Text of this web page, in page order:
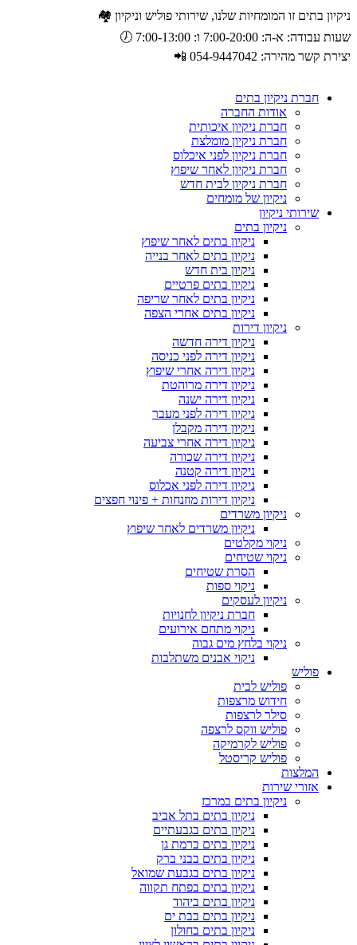
ניקיון בתים זו המומחיות שלנו, שירותי פוליש וניקיון 🏘️
שעות עבודה: א-ה: 7:00-20:00 ו: 7:00-13:00 🕖
יצירת קשר מהירה: 054-9447042 📲
חברת ניקיון בתים
אודות החברה
חברת ניקיון איכותית
חברת ניקיון מומלצת
חברת ניקיון לפני איכלוס
חברת ניקיון לאחר שיפוץ
חברת ניקיון לבית חדש
ניקיון של מומחים
שירותי ניקיון
ניקיון בתים
ניקיון בתים לאחר שיפוץ
ניקיון בתים לאחר בנייה
ניקיון בית חדש
ניקיון בתים פרטיים
ניקיון בתים לאחר שריפה
ניקיון בתים אחרי הצפה
ניקיון דירות
ניקיון דירה חדשה
ניקיון דירה לפני כניסה
ניקיון דירה אחרי שיפוץ
ניקיון דירה מרוהטת
ניקיון דירה ישנה
ניקיון דירה לפני מעבר
ניקיון דירה מקבלן
ניקיון דירה אחרי צביעה
ניקיון דירה שכורה
ניקיון דירה קטנה
ניקיון דירה לפני אכלוס
ניקיון דירות מוזנחות + פינוי חפצים
ניקיון משרדים
ניקיון משרדים לאחר שיפוץ
ניקוי מקלטים
ניקוי שטיחים
הסרת שטיחים
ניקוי ספות
ניקיון לעסקים
חברת ניקיון לחנויות
ניקוי מתחם אירועים
ניקוי בלחץ מים גבוה
ניקוי אבנים משתלבות
פוליש
פוליש לבית
חידוש מרצפות
סילר לרצפות
פוליש ווקס לרצפה
פוליש לקרמיקה
פוליש קריסטל
המלצות
אזורי שירות
ניקיון בתים במרכז
ניקיון בתים בתל אביב
ניקיון בתים בגבעתיים
ניקיון בתים ברמת גן
ניקיון בתים בבני ברק
ניקיון בתים בגבעת שמואל
ניקיון בתים בפתח תקווה
ניקיון בתים ביהוד
ניקיון בתים בבת ים
ניקיון בתים בחולון